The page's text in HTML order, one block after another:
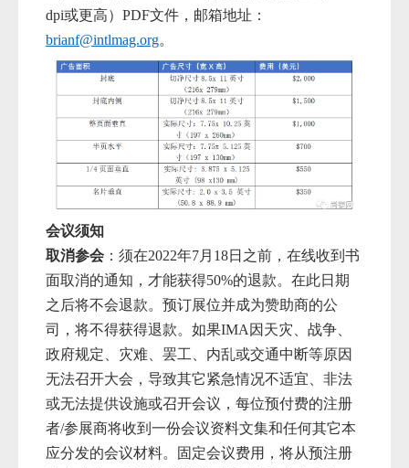
dpi或更高）PDF文件， 邮箱地址：
brianf@intlmag.org。
会议须知
取消参会 ：须在2022年7月18日之前 ，在线收到书
面取消的通知，才能获得50%的退款。在此日期
之后将不会退款。预订展位并成为赞助商的公
司，将不得获得退款。如果IMA因天灾、战争、
政府规定、灾难、罢工、内乱或交通中断等原因
无法召开大会，导致其它紧急情况不适宜、非法
或无法提供设施或召开会议，每位预付费的注册
者/参展商将收到一份会议资料文集和任何其它本
应分发的会议材料。固定会议费用，将从预注册